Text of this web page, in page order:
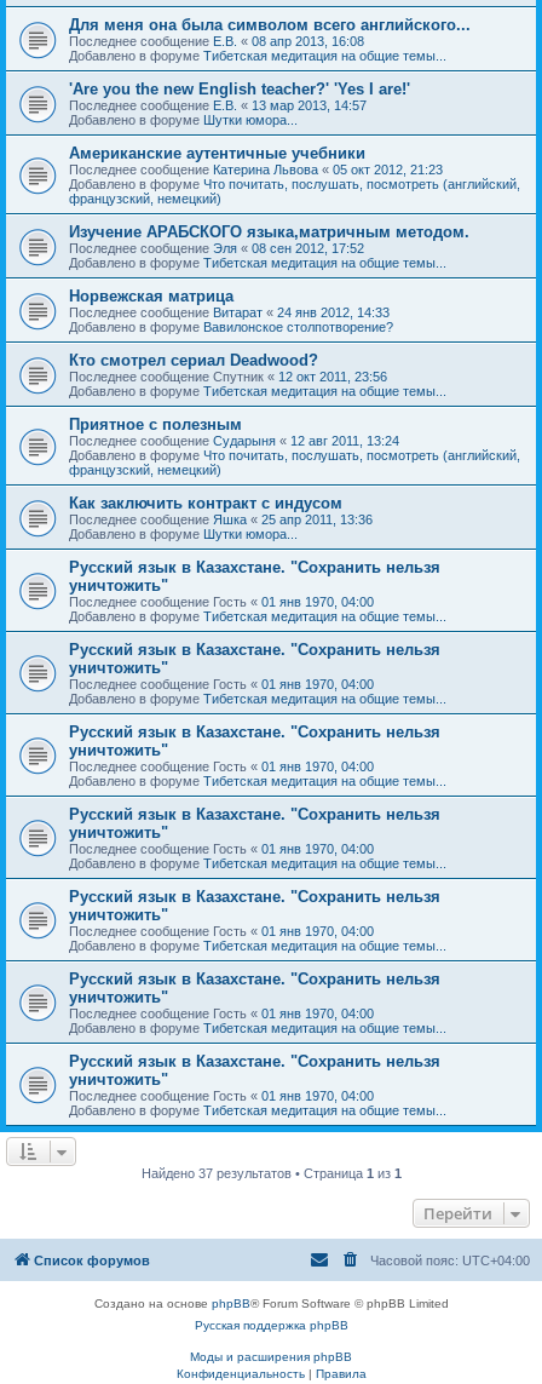
Для меня она была символом всего английского...
Последнее сообщение Е.В. « 08 апр 2013, 16:08
Добавлено в форуме Тибетская медитация на общие темы...
'Are you the new English teacher?' 'Yes I are!'
Последнее сообщение Е.В. « 13 мар 2013, 14:57
Добавлено в форуме Шутки юмора...
Американские аутентичные учебники
Последнее сообщение Катерина Львова « 05 окт 2012, 21:23
Добавлено в форуме Что почитать, послушать, посмотреть (английский,
французский, немецкий)
Изучение АРАБСКОГО языка,матричным методом.
Последнее сообщение Эля « 08 сен 2012, 17:52
Добавлено в форуме Тибетская медитация на общие темы...
Норвежская матрица
Последнее сообщение Витарат « 24 янв 2012, 14:33
Добавлено в форуме Вавилонское столпотворение?
Кто смотрел сериал Deadwood?
Последнее сообщение Спутник « 12 окт 2011, 23:56
Добавлено в форуме Тибетская медитация на общие темы...
Приятное с полезным
Последнее сообщение Сударыня « 12 авг 2011, 13:24
Добавлено в форуме Что почитать, послушать, посмотреть (английский,
французский, немецкий)
Как заключить контракт с индусом
Последнее сообщение Яшка « 25 апр 2011, 13:36
Добавлено в форуме Шутки юмора...
Русский язык в Казахстане. "Сохранить нельзя
уничтожить"
Последнее сообщение Гость « 01 янв 1970, 04:00
Добавлено в форуме Тибетская медитация на общие темы...
Русский язык в Казахстане. "Сохранить нельзя
уничтожить"
Последнее сообщение Гость « 01 янв 1970, 04:00
Добавлено в форуме Тибетская медитация на общие темы...
Русский язык в Казахстане. "Сохранить нельзя
уничтожить"
Последнее сообщение Гость « 01 янв 1970, 04:00
Добавлено в форуме Тибетская медитация на общие темы...
Русский язык в Казахстане. "Сохранить нельзя
уничтожить"
Последнее сообщение Гость « 01 янв 1970, 04:00
Добавлено в форуме Тибетская медитация на общие темы...
Русский язык в Казахстане. "Сохранить нельзя
уничтожить"
Последнее сообщение Гость « 01 янв 1970, 04:00
Добавлено в форуме Тибетская медитация на общие темы...
Русский язык в Казахстане. "Сохранить нельзя
уничтожить"
Последнее сообщение Гость « 01 янв 1970, 04:00
Добавлено в форуме Тибетская медитация на общие темы...
Русский язык в Казахстане. "Сохранить нельзя
уничтожить"
Последнее сообщение Гость « 01 янв 1970, 04:00
Добавлено в форуме Тибетская медитация на общие темы...
Найдено 37 результатов • Страница 1 из 1
Перейти
Список форумов Часовой пояс: UTC+04:00
Создано на основе phpBB® Forum Software © phpBB Limited
Русская поддержка phpBB
Моды и расширения phpBB
Конфиденциальность| Правила